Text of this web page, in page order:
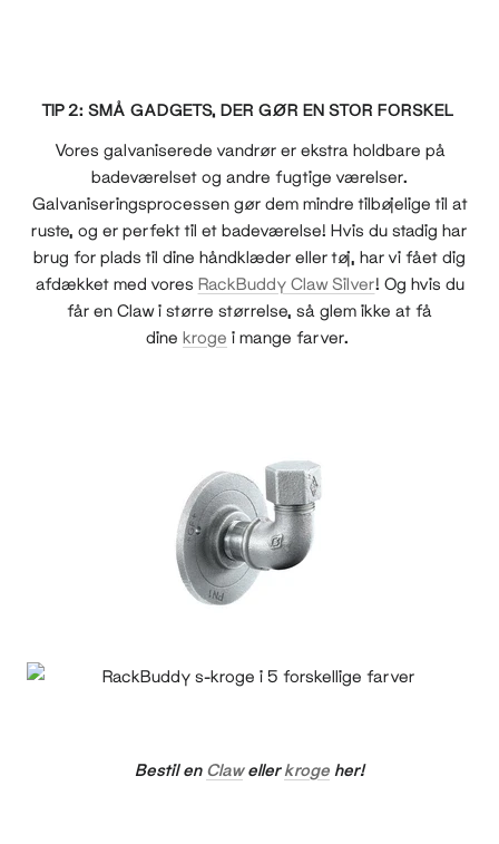
TIP 2: SMÅ GADGETS, DER GØR EN STOR FORSKEL
Vores galvaniserede vandrør er ekstra holdbare på
badeværelset og andre fugtige værelser.
Galvaniseringsprocessen gør dem mindre tilbøjelige til at
ruste, og er perfekt til et badeværelse! Hvis du stadig har
brug for plads til dine håndklæder eller tøj, har vi fået dig
afdækket med vores RackBuddy Claw Silver! Og hvis du
får en Claw i større størrelse, så glem ikke at få
dine kroge i mange farver.
Bestil en Clawellerkroge her!